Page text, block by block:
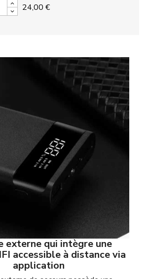
24,00 €
externe qui intègre une
accessible à distance via
application